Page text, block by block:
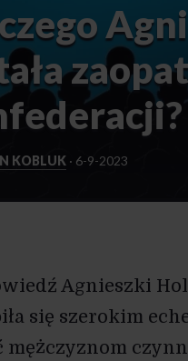
KOBLUK · 6-9-2023
Agnieszki
się szerokim
mężczyznom